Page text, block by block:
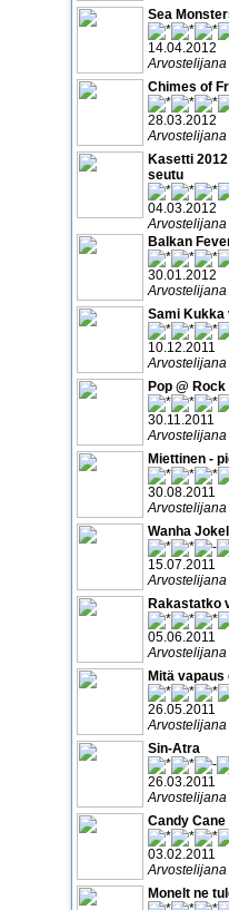
Sea
14.04.2012
Chimes of
28.03.2012
Kasetti
seutu
04.03.2012
Balkan
30.01.2012
Sami Kukka
10.12.2011
Pop @
30.11.2011
Miettinen -
30.08.2011
Wanha
15.07.2011
Rakastatko
05.06.2011
Mitä vapaus
26.05.2011
Sin-Atra
26.03.2011
Candy
03.02.2011
Monelt ne